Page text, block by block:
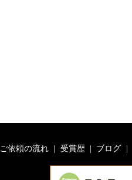
ご依頼の流れ 受賞歴 ブログ